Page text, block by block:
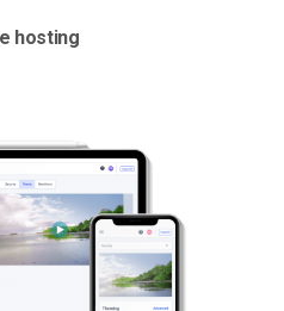
hosting